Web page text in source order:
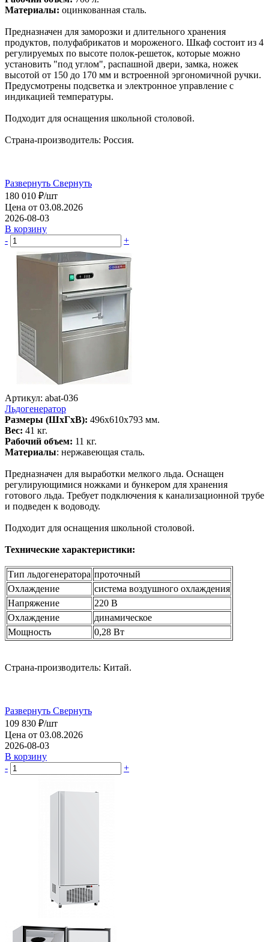
Материалы: оцинкованная сталь.
Предназначен для заморозки и длительного хранения
продуктов, полуфабрикатов и мороженого. Шкаф состоит из 4
регулируемых по высоте полок-решеток, которые можно
установить "под углом", распашной двери, замка, ножек
высотой от 150 до 170 мм и встроенной эргономичной ручки.
Предусмотрены подсветка и электронное управление с
индикацией температуры.
Подходит для оснащения школьной столовой.
Страна-производитель: Россия.
Развернуть Свернуть
180 010 ₽/шт
Цена от 03.08.2026
2026-08-03
В корзину
-
+
Артикул: abat-036
Льдогенератор
Размеры (ШхГхВ): 496x610x793 мм.
Вес: 41 кг.
Рабочий объем: 11 кг.
Материалы: нержавеющая сталь.
Предназначен для выработки мелкого льда. Оснащен
регулирующимися ножками и бункером для хранения
готового льда. Требует подключения к канализационной трубе
и подведен к водоводу.
Подходит для оснащения школьной столовой.
Технические характеристики:
Тип льдогенератора проточный
Охлаждение
система воздушного охлаждения
Напряжение
220 В
Охлаждение
динамическое
Мощность
0,28 Вт
Страна-производитель: Китай.
Развернуть Свернуть
109 830 ₽/шт
Цена от 03.08.2026
2026-08-03
В корзину
-
+